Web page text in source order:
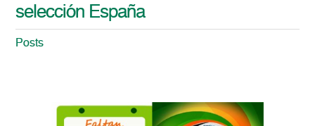
selección España
Posts